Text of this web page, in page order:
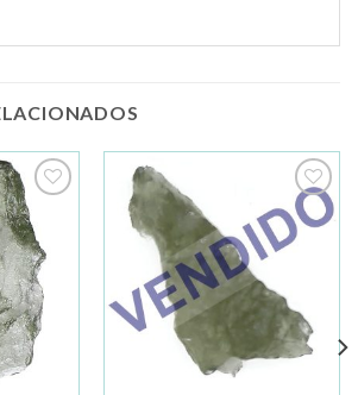
Añadir
a la
lista de
deseos
Añadir
a la
lista de